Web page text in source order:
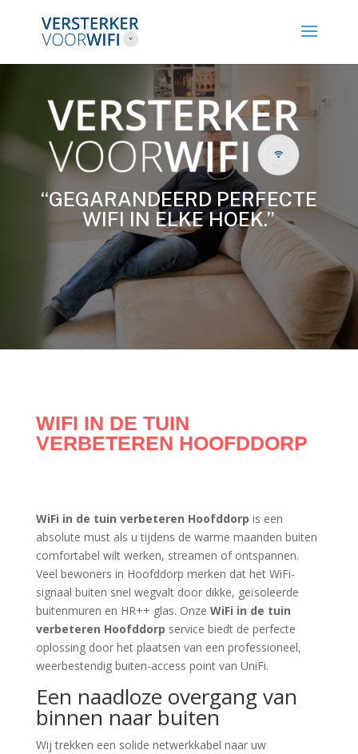
“GEGARANDEERD PERFECTE
WIFI IN ELKE HOEK.”
WIFI IN DE TUIN
VERBETEREN HOOFDDORP
WiFi in de tuin verbeteren Hoofddorp is een
absolute must als u tijdens de warme maanden buiten
comfortabel wilt werken, streamen of ontspannen.
Veel bewoners in Hoofddorp merken dat het WiFi-
signaal buiten snel wegvalt door dikke, geïsoleerde
buitenmuren en HR++ glas. Onze WiFi in de tuin
verbeteren Hoofddorp service biedt de perfecte
oplossing door het plaatsen van een professioneel,
weerbestendig buiten-access point van UniFi.
Een naadloze overgang van
binnen naar buiten
Wij trekken een solide netwerkkabel naar uw